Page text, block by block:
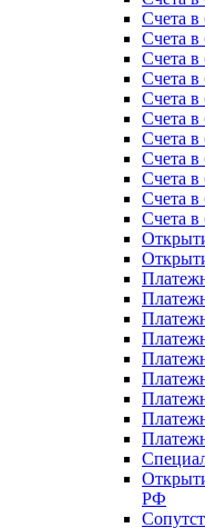
Счета в
Счета
Счета
Счета
Счета в
Счета в
Счета в
Счета
Счета в
Счета в
Счета
РФ